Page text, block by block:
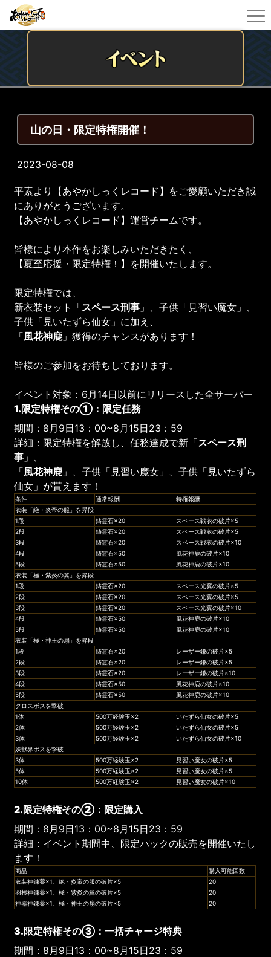
山の日・限定特権開催！
2023-08-08
平素より【あやかしっくレコード】をご愛顧いただき誠
にありがとうございます。
【あやかしっくレコード】運営チームです。
皆様により本作をお楽しみいただきたく、
【夏至応援・限定特権！】を開催いたします。
限定特権では、
新衣装セット「スペース刑事 」、子供「見習い魔女」、
子供「見いたずら仙女」に加え、
「風花神鹿 」獲得のチャンスがあります！
皆様のご参加をお待ちしております。
イベント対象：6月14日以前にリリースした全サーバー
1.限定特権その①：限定任務
期間：8月9日13：00~8月15日23：59
詳細：限定特権を解放し、任務達成で新「スペース刑
事 」、
「風花神鹿 」、子供「見習い魔女」、子供「見いたずら
仙女」が貰えます！
条件 通常報酬
特権報酬
衣装「絶・炎帝の服」を昇段
1段
鋳霊石×20
スペース戦衣の破片×5
2段
鋳霊石×20
スペース戦衣の破片×5
3段
鋳霊石×20
スペース戦衣の破片×10
4段
鋳霊石×50
風花神鹿の破片×10
5段
鋳霊石×50
風花神鹿の破片×10
衣装「極・紫炎の翼」を昇段
1段
鋳霊石×20
スペース光翼の破片×5
2段
鋳霊石×20
スペース光翼の破片×5
3段
鋳霊石×20
スペース光翼の破片×10
4段
鋳霊石×50
風花神鹿の破片×10
5段
鋳霊石×50
風花神鹿の破片×10
衣装「極・神王の扇」を昇段
1段
鋳霊石×20
レーザー鎌の破片×5
2段
鋳霊石×20
レーザー鎌の破片×5
3段
鋳霊石×20
レーザー鎌の破片×10
4段
鋳霊石×50
風花神鹿の破片×10
5段
鋳霊石×50
風花神鹿の破片×10
クロスボスを撃破
1体
500万経験玉×2
いたずら仙女の破片×5
2体
500万経験玉×2
いたずら仙女の破片×5
3体
500万経験玉×2
いたずら仙女の破片×10
妖獣界ボスを撃破
3体
500万経験玉×2
見習い魔女の破片×5
5体
500万経験玉×2
見習い魔女の破片×5
10体
500万経験玉×2 見習い魔女の破片×10
2.限定特権その②：限定購入
期間：8月9日13：00~8月15日23：59
詳細：イベント期間中、限定パックの販売を開催いたし
ます！
商品
購入可能回数
衣装神錬薬×1、絶・炎帝の服の破片×5
20
羽根神錬薬×1、極・紫炎の翼の破片×5
20
神器神錬薬×1、極・神王の扇の破片×5
20
3.限定特権その③：一括チャージ特典
期間：8月9日13：00~8月15日23：59